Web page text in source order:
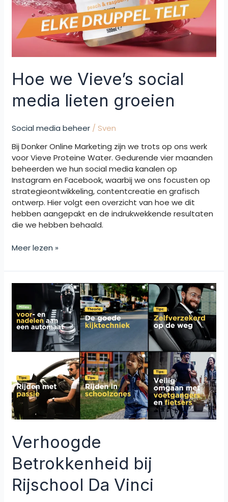
Hoe we Vieve’s social
media lieten groeien
Social media beheer /Sven
Bij Donker Online Marketing zijn we trots op ons werk
voor Vieve Proteine Water. Gedurende vier maanden
beheerden we hun social media kanalen op
Instagram en Facebook, waarbij we ons focusten op
strategieontwikkeling, contentcreatie en grafisch
ontwerp. Hier volgt een overzicht van hoe we dit
hebben aangepakt en de indrukwekkende resultaten
die we hebben behaald.
Meer lezen »
Verhoogde
Betrokkenheid bij
Rijschool Da Vinci
Verhoogde
Betrokkenheid
bij
Rijschool
Da